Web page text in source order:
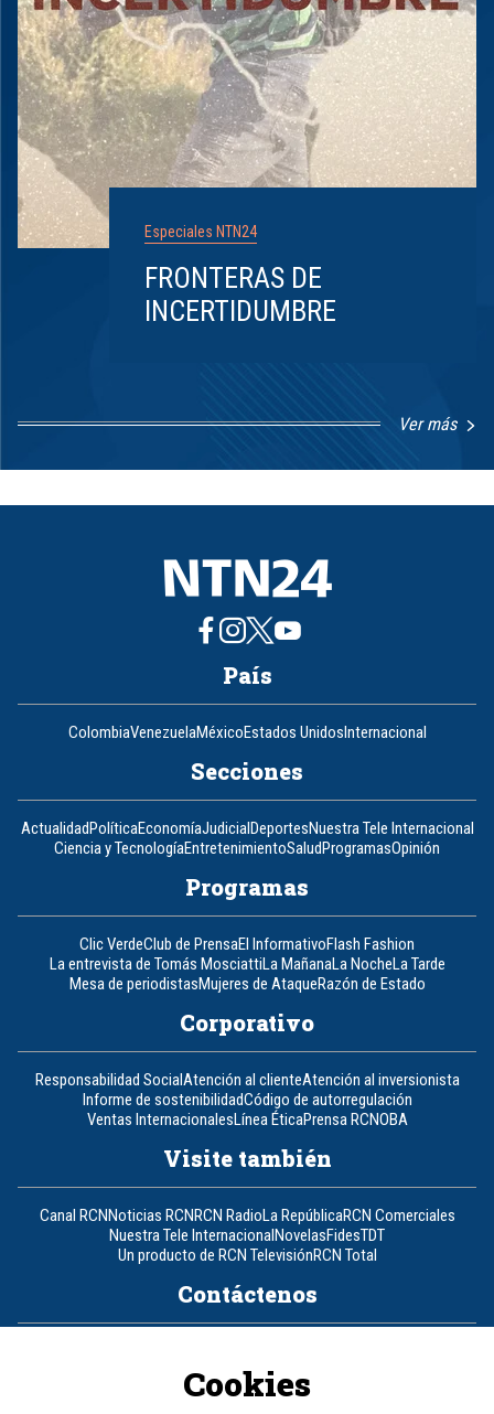
Especiales NTN24
FRONTERAS DE
INCERTIDUMBRE
Ver más
8
País
ColombiaVenezuelaMéxicoEstados UnidosInternacional
Secciones
ActualidadPolíticaEconomíaJudicialDeportesNuestra Tele Internacional
Ciencia y TecnologíaEntretenimientoSaludProgramasOpinión
Programas
Clic VerdeClub de PrensaEl InformativoFlash Fashion
La entrevista de Tomás MosciattiLa MañanaLa NocheLa Tarde
Mesa de periodistasMujeres de AtaqueRazón de Estado
Corporativo
Responsabilidad SocialAtención al clienteAtención al inversionista
Informe de sostenibilidadCódigo de autorregulación
Ventas InternacionalesLínea ÉticaPrensa RCNOBA
Visite también
Canal RCNNoticias RCNRCN RadioLa RepúblicaRCN Comerciales
Nuestra Tele InternacionalNovelasFidesTDT
Un producto de RCN TelevisiónRCN Total
Contáctenos
Cookies